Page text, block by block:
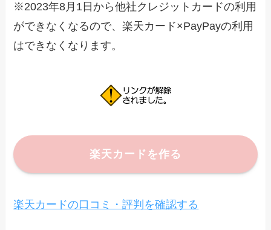
※2023年8月1日から他社クレジットカードの利用
ができなくなるので、楽天カード×PayPayの利用
はできなくなります。
楽天カードを作る
楽天カードの口コミ・評判を確認する